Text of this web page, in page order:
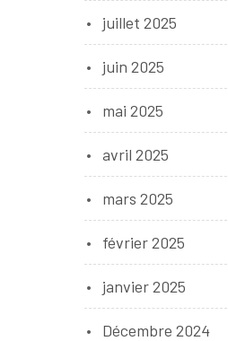
juillet 2025
juin 2025
mai 2025
avril 2025
mars 2025
février 2025
janvier 2025
Décembre 2024